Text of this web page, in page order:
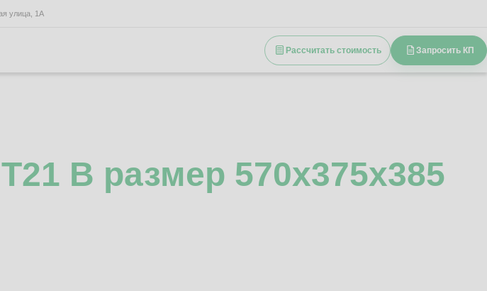
улица, 1А
Рассчитать стоимость Запросить КП
B размер 570x375x385